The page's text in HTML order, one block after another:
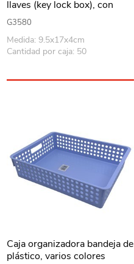
llaves (key lock box), con
combinación, se puede
amurar a la pared o
enganchar, en caja
G3580
Medida: 9.5x17x4cm
Cantidad por caja: 50
Caja organizadora bandeja de
plástico, varios colores